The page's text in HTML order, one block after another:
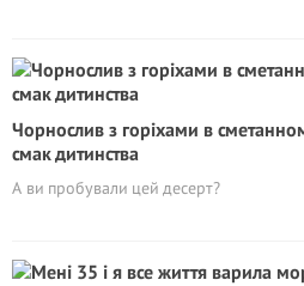
Чорнослив з горіхами в
смак дитинства
А ви пробували цей десерт?